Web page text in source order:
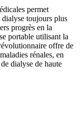
permet
dialyse toujours plus
progrès en la
portable utilisant la
offre de
rénales, en
dialyse de haute